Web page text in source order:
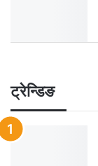
ट्रेन्डिङ